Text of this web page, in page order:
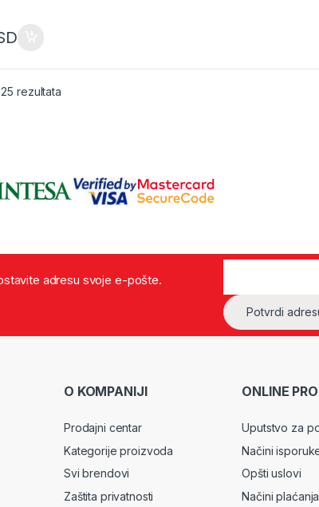
rezultataSorted by latest
adresu svoje e-pošte.
O KOMPANIJI
Prodajni centar
Kategorije proizvoda
Svi brendovi
Zaštita privatnosti
ONLINE
Uputstvo za
Načini
Opšti uslovi
Načini plaćanja